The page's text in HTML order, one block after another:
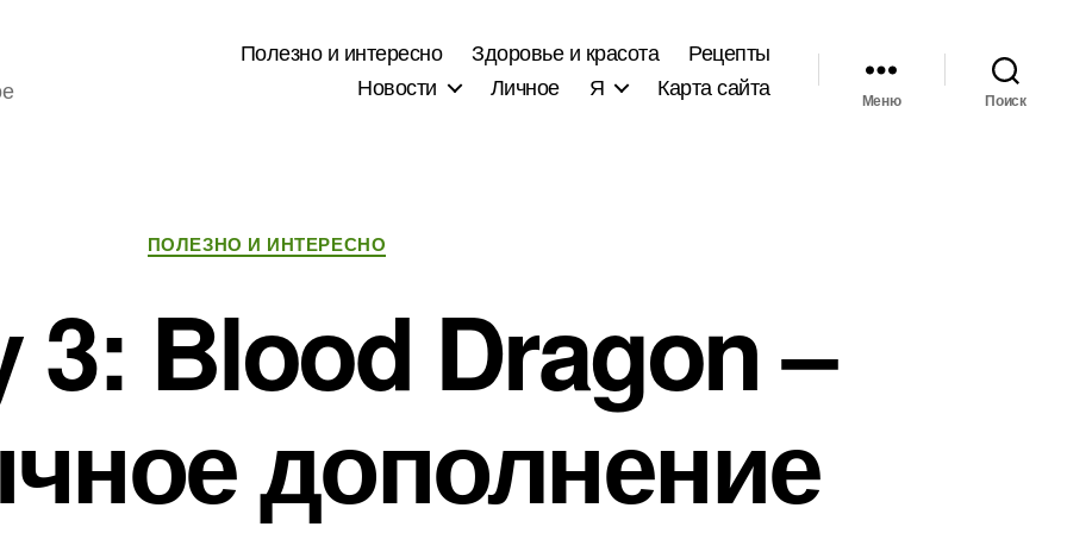
Полезно и интересно Здоровье и красота
Рецепты
Новости
Личное Я Карта сайта Меню Поиск
Рубрики
ПОЛЕЗНО И ИНТЕРЕСНО
3: Blood Dragon –
дополнение